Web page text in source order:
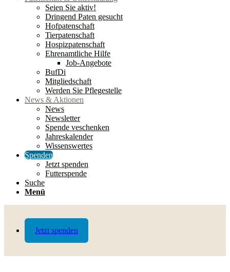
Jetzt spenden
Seien Sie aktiv!
Dringend Paten gesucht
Hofpatenschaft
Tierpatenschaft
Hospizpatenschaft
Ehrenamtliche Hilfe
Job-Angebote
BufDi
Mitgliedschaft
Werden Sie Pflegestelle
News & Aktionen
News
Newsletter
Spende veschenken
Jahreskalender
Wissenswertes
Spenden
Jetzt spenden
Futterspende
Suche
Menü